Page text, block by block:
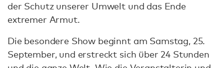
der Schutz unserer Umwelt und das Ende
extremer Armut.
Die besondere Show beginnt am Samstag, 25.
September, und erstreckt sich über 24 Stunden